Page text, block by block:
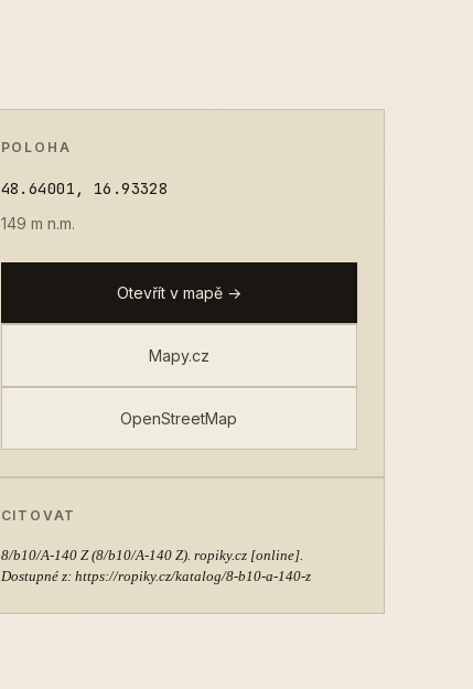
POLOHA
48.64001, 16.93328
149 m n.m.
Otevřít v mapě →
Mapy.cz
OpenStreetMap
CITOVAT
8/b10/A-140 Z(8/b10/A-140 Z). ropiky.cz [online].
Dostupné z: https://ropiky.cz/katalog/8-b10-a-140-z